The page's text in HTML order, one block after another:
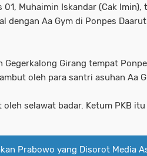
01, Muhaimin Iskandar (Cak
dengan Aa Gym di Ponpes
Gegerkalong Girang tempat
oleh para santri asuhan Aa
oleh selawat badar. Ketum PKB
Prabowo yang Disorot Media